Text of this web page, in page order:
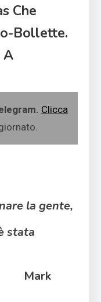
Che
Bollette.
A
Clicca
la gente,
stata